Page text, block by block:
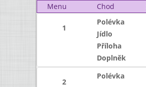
Menu Chod
1
Polévka
Jídlo
Příloha
Doplněk
2
Polévka